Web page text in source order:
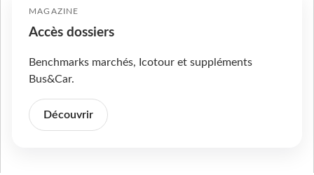
MAGAZINE
Accès dossiers
Benchmarks marchés, Icotour et suppléments
Bus&Car.
Découvrir